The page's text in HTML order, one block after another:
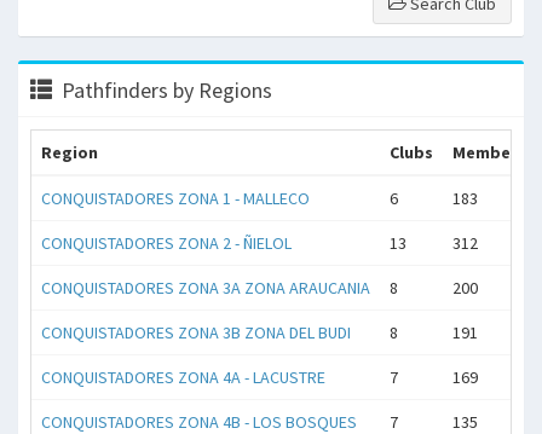
Pathfinders by Regions
Region Clubs Members
CONQUISTADORES ZONA 1 - MALLECO 6 183
CONQUISTADORES ZONA 2 - ÑIELOL 13 312
CONQUISTADORES ZONA 3A ZONA ARAUCANIA 8 200
CONQUISTADORES ZONA 3B ZONA DEL BUDI 8 191
CONQUISTADORES ZONA 4A - LACUSTRE 7 169
CONQUISTADORES ZONA 4B - LOS BOSQUES 7 135